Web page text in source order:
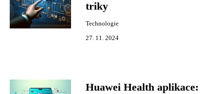
triky
Technologie
27. 11. 2024
Huawei Health aplikace: